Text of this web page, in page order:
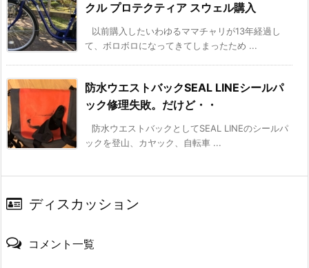
クル プロテクティア スウェル購入
以前購入したいわゆるママチャリが13年経過し
て、ボロボロになってきてしまったため ...
防水ウエストバックSEAL LINEシールパ
ック修理失敗。だけど・・
防水ウエストバックとしてSEAL LINEのシールパ
ックを登山、カヤック、自転車 ...
ディスカッション
コメント一覧